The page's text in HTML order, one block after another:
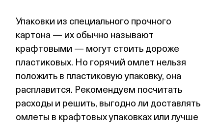
Упаковки из специального прочного
картона — их обычно называют
крафтовыми — могут стоить дороже
пластиковых. Но горячий омлет нельзя
положить в пластиковую упаковку, она
расплавится. Рекомендуем посчитать
расходы и решить, выгодно ли доставлять
омлеты в крафтовых упаковках или лучше